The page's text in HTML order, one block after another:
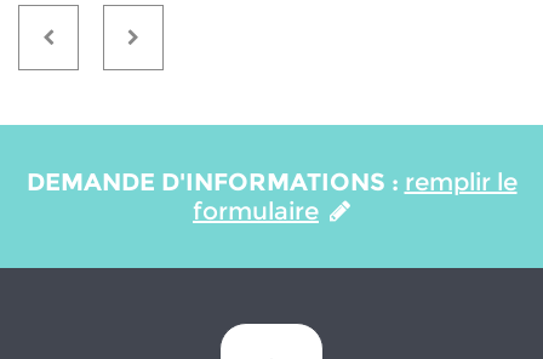
DEMANDE D'INFORMATIONS : remplir le
formulaire